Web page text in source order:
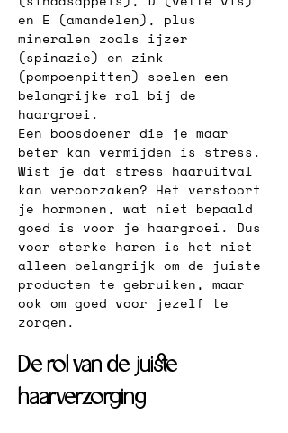
en E (amandelen), plus
mineralen zoals ijzer
(spinazie) en zink
(pompoenpitten) spelen een
belangrijke rol bij de
haargroei.
Een boosdoener die je maar
beter kan vermijden is stress.
Wist je dat stress haaruitval
kan veroorzaken? Het verstoort
je hormonen, wat niet bepaald
goed is voor je haargroei. Dus
voor sterke haren is het niet
alleen belangrijk om de juiste
producten te gebruiken, maar
ook om goed voor jezelf te
zorgen.
De rol van de juiste
haarverzorging